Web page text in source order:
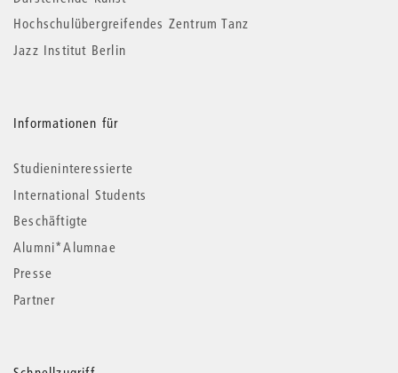
Hochschulübergreifendes Zentrum Tanz
Jazz Institut Berlin
Informationen für
Studieninteressierte
International Students
Beschäftigte
Alumni*Alumnae
Presse
Partner